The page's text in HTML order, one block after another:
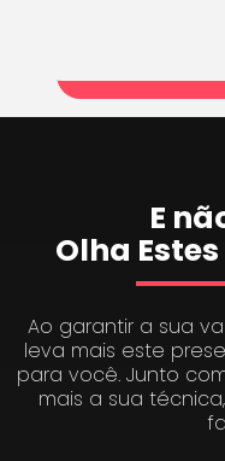
E
Olha Estes
Ao garantir a sua
leva mais este
para você. Junto
mais a sua